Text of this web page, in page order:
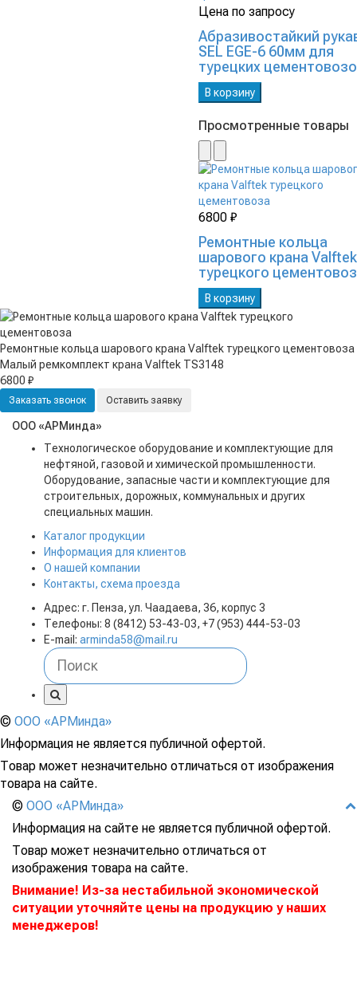
Цена по запросу
Абразивостайкий
SEL EGE-6 60мм для
турецких
В корзину
Просмотренные товары
6800 ₽
Ремонтные кольца
шарового крана Valftek
турецкого
В корзину
Ремонтные кольца шарового крана Valftek турецкого цементовоза
Малый ремкомплект крана Valftek ТS3148
6800 ₽
Заказать звонок Оставить заявку
ООО «АРМинда»
Технологическое оборудование и комплектующие для
нефтяной, газовой и химической промышленности.
Оборудование, запасные части и комплектующие для
строительных, дорожных, коммунальных и других
специальных машин.
Каталог продукции
Информация для клиентов
О нашей компании
Контакты, схема проезда
Адрес: г. Пенза, ул. Чаадаева, 36, корпус 3
Телефоны: 8 (8412) 53-43-03, +7 (953) 444-53-03
E-mail: arminda58@mail.ru
© ООО «АРМинда»
Информация не является публичной офертой.
Товар может незначительно отличаться от изображения
товара на сайте.
© ООО «АРМинда»
Информация на сайте не является публичной офертой.
Товар может незначительно отличаться от
изображения товара на сайте.
Внимание! Из-за нестабильной экономической
ситуации уточняйте цены на продукцию у наших
менеджеров!